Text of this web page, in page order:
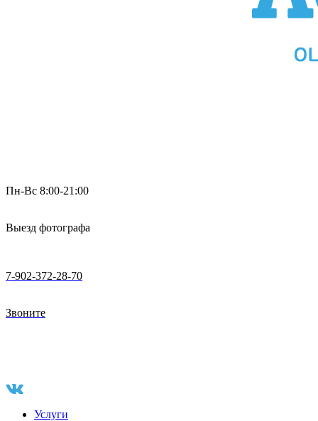
Пн-Вс 8:00-21:00
Выезд фотографа
7-902-372-28-70
Звоните
Услуги